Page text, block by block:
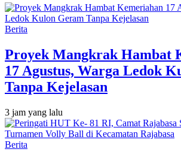
Berita
‎Proyek Mangkrak Hambat
17 Agustus, Warga Ledok
Tanpa Kejelasan
3 jam yang lalu
Berita